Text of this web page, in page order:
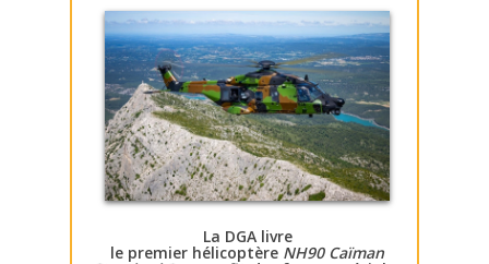
La DGA livre
le premier hélicoptère NH90 Caïman